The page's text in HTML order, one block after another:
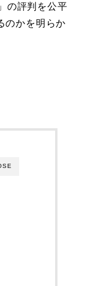
の評判を公平
のかを明らか